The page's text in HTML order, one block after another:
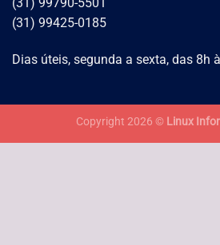
(31) 99425-0185
Dias úteis, segunda a sexta, das 8h
Copyright 2026 © Linux